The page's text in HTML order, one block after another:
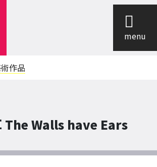
menu
作品
The Walls have Ears